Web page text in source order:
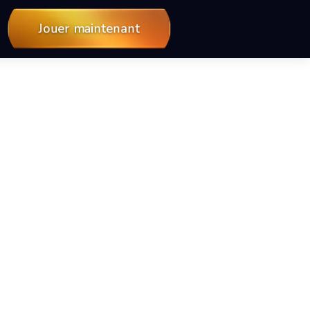
Jouer maintenant